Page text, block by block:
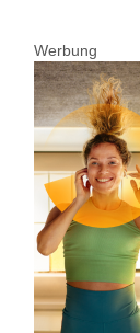
Werbung